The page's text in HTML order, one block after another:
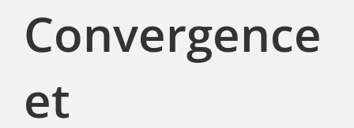
Convergence
et